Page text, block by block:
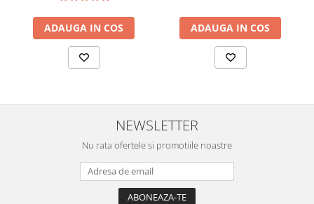
ADAUGA IN COS ADAUGA IN COS
NEWSLETTER
Nu rata ofertele si promotiile noastre